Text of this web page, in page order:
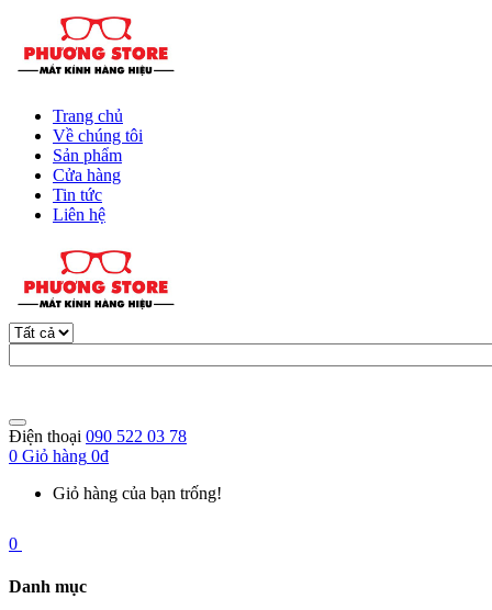
Trang chủ
Về chúng tôi
Sản phẩm
Cửa hàng
Tin tức
Liên hệ
Điện thoại 090 522 03 78
0 Giỏ hàng 0đ
Giỏ hàng của bạn trống!
0
Danh mục